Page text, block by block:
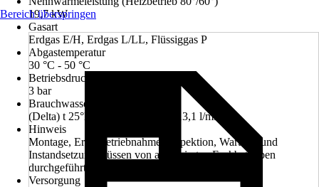
19,7 kW
Gasart
Erdgas E/H, Erdgas L/LL, Flüssiggas P
Abgastemperatur
30 °C - 50 °C
Betriebsdruck
3 bar
Brauchwasserdurchsatz
(Delta) t 25°K (von 10° auf 35°) 13,1 l/min
Hinweis
Montage, Erstinbetriebnahme, Inspektion, Wartung und
Instandsetzung müssen von autorisierten Fachbetrieben
durchgeführt werden.
Versorgung
Bereich überspringen